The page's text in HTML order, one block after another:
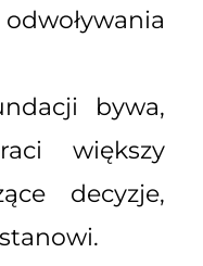
bywa,
większy
decyzje,